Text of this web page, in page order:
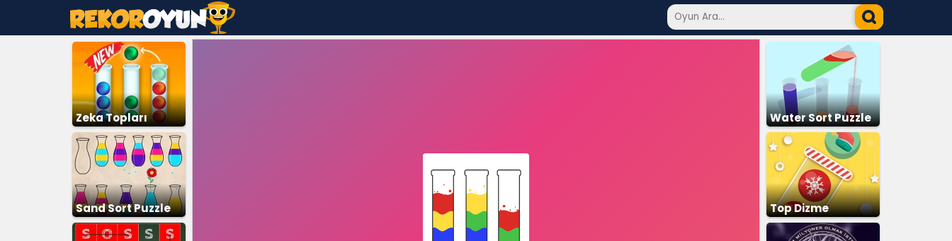
Zeka Topları
Sand Sort Puzzle
Water Sort Puzzle
Top Dizme